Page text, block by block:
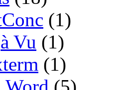
(1)
Vu (1)
(1)